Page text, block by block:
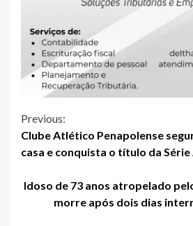
Continue
Reading
Previous:
Clube Atlético Penapolense
casa e conquista o título da Série
Idoso de 73 anos atropelado
morre após dois dias